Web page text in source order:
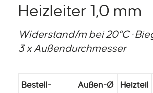
Heizleiter 1,0 mm
Widerstand/m bei 20°C ·
3 x Außendurchmesser
Bestell-
Außen-Ø
Heizteil